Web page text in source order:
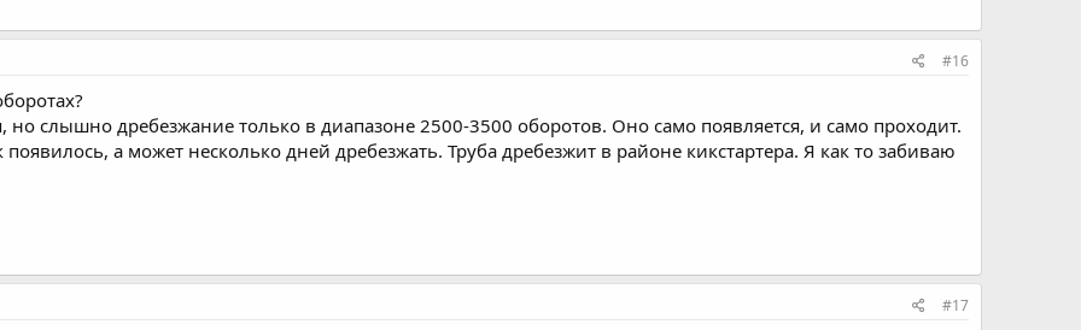
#16
но слышно дребезжание только в диапазоне 2500-3500 оборотов. Оно само появляется, и само проходит.
а может несколько дней дребезжать. Труба дребезжит в районе кикстартера. Я как то забиваю
#17